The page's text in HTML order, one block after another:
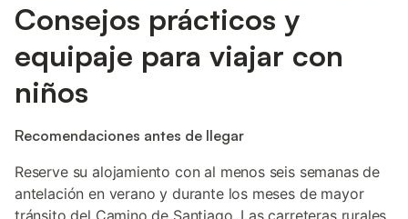
Consejos prácticos y
equipaje para viajar con
niños
Recomendaciones antes de llegar
Reserve su alojamiento con al menos seis semanas de
antelación en verano y durante los meses de mayor
tránsito del Camino de Santiago. Las carreteras rurales